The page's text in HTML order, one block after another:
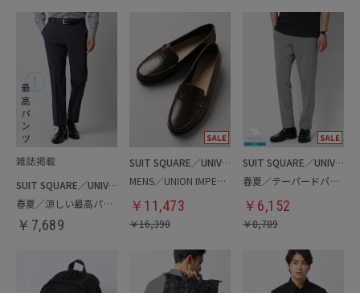
SUIT SQUARE／UNIVERSAL LANGUAGE
春夏／涼しい最高パンツ
￥ 7,689
SUIT SQUARE／UNIVERSAL LANGUAGE
MENS／UNION IMPERIAL監修／コインローファー
￥ 11,473
￥16,390
SUIT SQUARE／UNIVERSAL LANGUAGE
春夏／テーパードパンツ
￥ 6,152
￥8,789